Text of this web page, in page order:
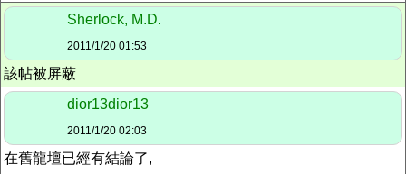
Sherlock, M.D.
2011/1/20 01:53
該帖被屏蔽
dior13dior13
2011/1/20 02:03
在舊龍壇已經有結論了,